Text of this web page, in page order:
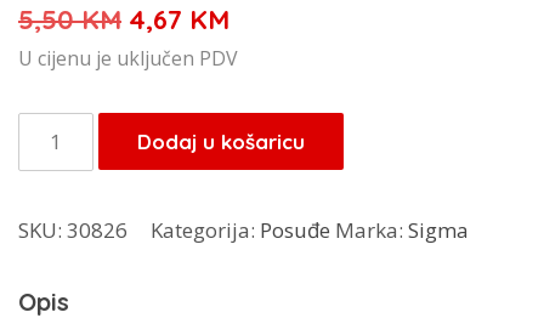
5,50KM Izvorna
cijena
je:
5,50 KM.
4,67 KM
cijena
4,67 KM.
U cijenu je uključen PDV
Pepeljara
Gold
Dodaj u košaricu
SKU: 30826 Kategorija: Posuđe Marka: Sigma
Opis